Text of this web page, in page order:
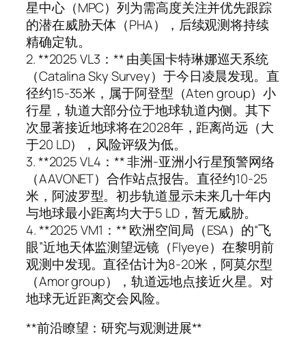
星中心（MPC）列为需高度关注并优先跟踪
的潜在威胁天体（PHA），后续观测将持续
精确定轨。
2. **2025 VL3：** 由美国卡特琳娜巡天系统
（Catalina Sky Survey）于今日凌晨发现。直
径约15-35米，属于阿登型（Aten group）小
行星，轨道大部分位于地球轨道内侧。其下
次显著接近地球将在2028年，距离尚远（大
于20 LD），风险评级为低。
3. **2025 VL4：** 非洲-亚洲小行星预警网络
（AAVONET）合作站点报告。直径约10-25
米，阿波罗型。初步轨道显示未来几十年内
与地球最小距离均大于5 LD，暂无威胁。
4. **2025 VM1：** 欧洲空间局（ESA）的“飞
眼”近地天体监测望远镜（Flyeye）在黎明前
观测中发现。直径估计为8-20米，阿莫尔型
（Amor group），轨道远地点接近火星。对
地球无近距离交会风险。
**前沿瞭望：研究与观测进展**